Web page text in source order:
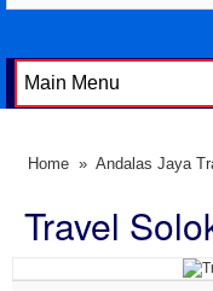
Home » Andalas Jaya
Travel